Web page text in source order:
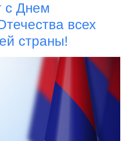
с Днем
всех
страны!